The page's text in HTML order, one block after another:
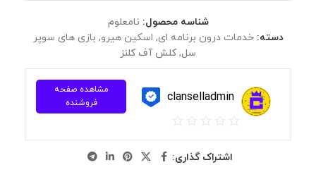
شناسه محصول: نامعلوم
دسته: خدمات درون برنامه ای, اسکین هیرو, بازی های سوپر
سل, کلش آف کلنز
clanselladmin
مشاهده صفحه
فروشنده
اشتراک گذاری: